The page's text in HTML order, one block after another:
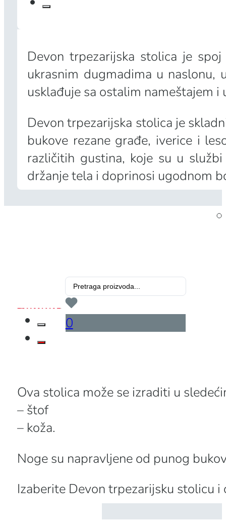
Search
...
0
Devon trpezarijska stolica je
ukrasnim dugmadima u naslonu,
usklađuje sa ostalim nameštajem
Devon trpezarijska stolica je
bukove rezane građe, iverice i
različitih gustina, koje su u
držanje tela i doprinosi ugodnom
Ova stolica može se izraditi u
– štof
– koža.
Noge su napravljene od punog
Izaberite Devon trpezarijsku stolicu